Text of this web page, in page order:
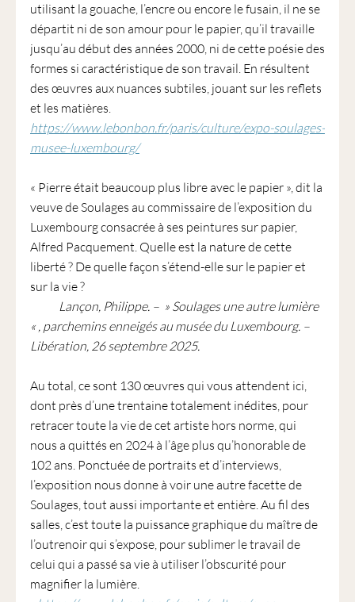
utilisant la gouache, l’encre ou encore le fusain, il ne se
départit ni de son amour pour le papier, qu’il travaille
jusqu’au début des années 2000, ni de cette poésie des
formes si caractéristique de son travail. En résultent
des œuvres aux nuances subtiles, jouant sur les reflets
et les matières.
https://www.lebonbon.fr/paris/culture/expo-soulages-
musee-luxembourg/
« Pierre était beaucoup plus libre avec le papier », dit la
veuve de Soulages au commissaire de l’exposition du
Luxembourg consacrée à ses peintures sur papier,
Alfred Pacquement. Quelle est la nature de cette
liberté ? De quelle façon s’étend-elle sur le papier et
sur la vie ?
Lançon, Philippe. – » Soulages une autre lumière
« , parchemins enneigés au musée du Luxembourg. –
Libération, 26 septembre 2025.
Au total, ce sont 130 œuvres qui vous attendent ici,
dont près d’une trentaine totalement inédites, pour
retracer toute la vie de cet artiste hors norme, qui
nous a quittés en 2024 à l’âge plus qu’honorable de
102 ans. Ponctuée de portraits et d’interviews,
l’exposition nous donne à voir une autre facette de
Soulages, tout aussi importante et entière. Au fil des
salles, c’est toute la puissance graphique du maître de
l’outrenoir qui s’expose, pour sublimer le travail de
celui qui a passé sa vie à utiliser l’obscurité pour
magnifier la lumière.